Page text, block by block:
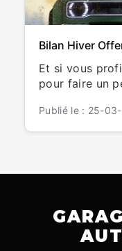
Bilan Hiver
Et si vous
pour faire un
Publié le : 25-